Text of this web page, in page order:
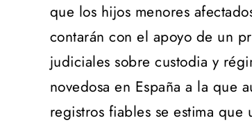
que los hijos menores
contarán con el apoyo de un
judiciales sobre custodia y
novedosa en España a la que
registros fiables se estima